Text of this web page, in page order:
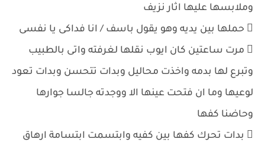
وملابسها عليها اثار نزيف
 حملها بين يديه وهو يقول باسف / انا فداكى يا نفسى
 مرت ساعتين كان ايوب نقلها لغرفته واتى بالطبيب
وتبرع لها بدمه واخذت محاليل وبدات تتحسن وبدات تعود
لوعيها وما ان فتحت عينها الا ووجدته جالسا جوارها
وحاضنا كفها
 بدات تحرك كفها بين كفيه وابتسمت ابتسامة ارهاق